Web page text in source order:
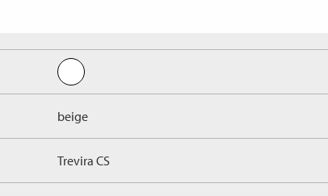
beige
Trevira CS